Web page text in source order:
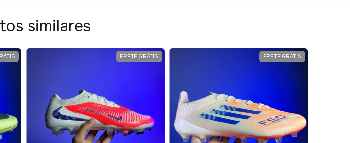
similares
FRETE GRÁTIS FRETE GRÁTIS